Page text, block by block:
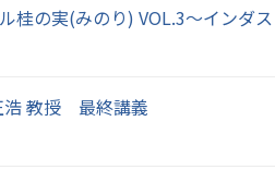
桂の実(みのり) VOL.3～インダ
教授 最終講義